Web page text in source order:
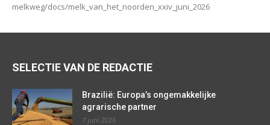
melkweg/docs/melk_van_het_noorden_xxiv_juni_2026
SELECTIE VAN DE REDACTIE
Brazilië: Europa’s ongemakkelijke
agrarische partner
7 juni 2026